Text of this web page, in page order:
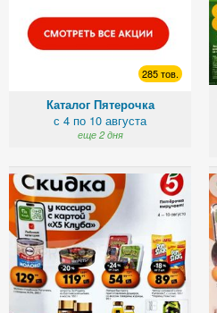
285 тов.
Каталог Пятерочка
с 4 по 10 августа
еще 2 дня